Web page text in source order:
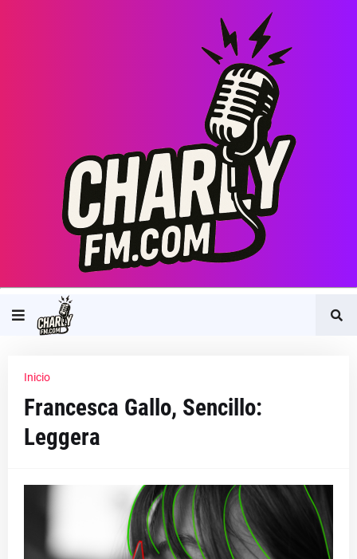
Inicio
Francesca Gallo, Sencillo:
Leggera